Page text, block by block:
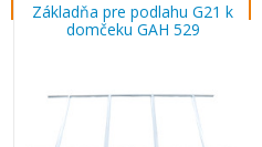
Základňa pre podlahu G21 k
domčeku GAH 529